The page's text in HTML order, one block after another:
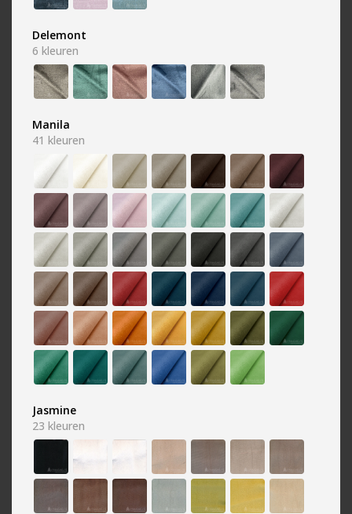
Mix
453 kleuren
Paars
352 kleuren
Rood
711 kleuren
Delemont
6 kleuren
Manila
41 kleuren
Jasmine
23 kleuren